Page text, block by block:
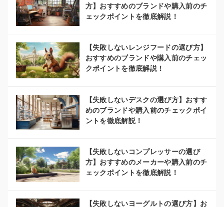
方】おすすめのブランドや購入前のチ
ェックポイントを徹底解説！
【失敗しないレンジフードの選び方】
おすすめのブランドや購入前のチェッ
クポイントを徹底解説！
【失敗しないデスクの選び方】おすす
めのブランドや購入前のチェックポイ
ントを徹底解説！
【失敗しないコンプレッサーの選び
方】おすすめのメーカーや購入前のチ
ェックポイントを徹底解説！
【失敗しないヨーグルトの選び方】お